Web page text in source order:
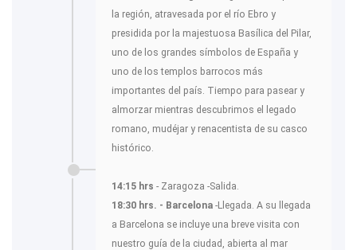
la región, atravesada por el río Ebro y
presidida por la majestuosa Basílica del Pilar,
uno de los grandes símbolos de España y
uno de los templos barrocos más
importantes del país. Tiempo para pasear y
almorzar mientras descubrimos el legado
romano, mudéjar y renacentista de su casco
histórico.
14:15 hrs - Zaragoza -Salida.
18:30 hrs. - Barcelona -Llegada. A su llegada
a Barcelona se incluye una breve visita con
nuestro guía de la ciudad, abierta al mar